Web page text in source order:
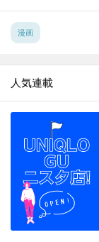
漫画
人気連載